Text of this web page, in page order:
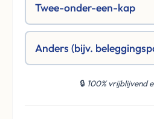
Twee-onder-een-kap
Anders (bijv.
🔒 100% vrijblijvend